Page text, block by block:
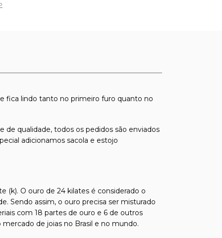
fica lindo tanto no primeiro furo quanto no
de qualidade, todos os pedidos são enviados
adicionamos sacola e estojo
(k). O ouro de 24 kilates é considerado o
Sendo assim, o ouro precisa ser misturado
com 18 partes de ouro e 6 de outros
de joias no Brasil e no mundo.